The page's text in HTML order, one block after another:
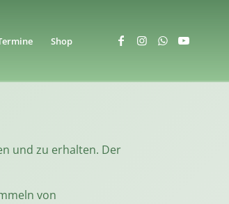
Shop
und zu erhalten. Der
von